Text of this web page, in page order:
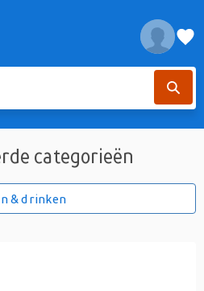
categorieën
& drinken